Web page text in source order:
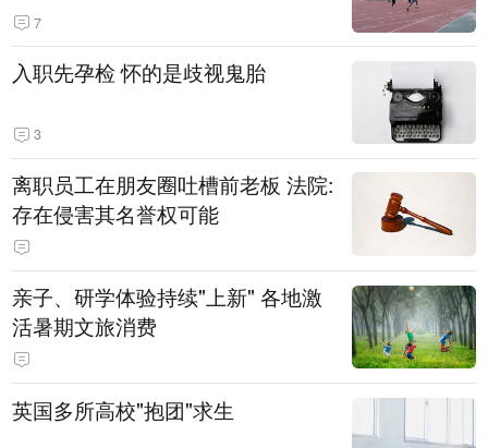
7
入职先孕检 怀的是歧视鬼胎
3
离职员工在朋友圈吐槽前老板 法院:
存在侵害其名誉权可能
亲子、研学体验持续"上新" 各地激
活暑期文旅消费
英国多所高校"抱团"求生